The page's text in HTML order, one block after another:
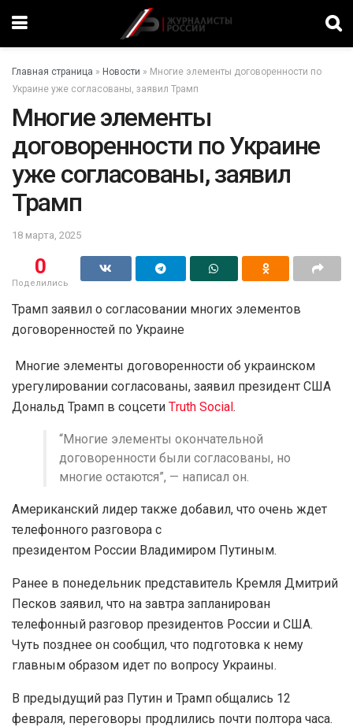
Главная страница » Новости » Многие элементы договоренности по
Украине уже согласованы, заявил Трамп
Многие элементы
договоренности по Украине
уже согласованы, заявил
Трамп
18 марта, 2025
0
Поделились
Трамп заявил о согласовании многих элементов
договоренностей по Украине
Многие элементы договоренности об украинском
урегулировании согласованы, заявил президент США
Дональд Трамп в соцсети Тruth Social.
“Многие элементы окончательной
договоренности были согласованы, но
многие остаются”, — написал он.
Американский лидер также добавил, что очень ждет
телефонного разговора с
президентом России Владимиром Путиным.
Ранее в понедельник представитель Кремля Дмитрий
Песков заявил, что на завтра запланирован
телефонный разговор президентов России и США.
Чуть позднее он сообщил, что подготовка к нему
главным образом идет по вопросу Украины.
В предыдущий раз Путин и Трамп общались 12
февраля, переговоры продлились почти полтора часа.